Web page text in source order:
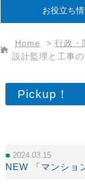
お役立ち
Home > 行政・
設計監理と工事
Pickup！
2024.03.15
NEW 「マンショ